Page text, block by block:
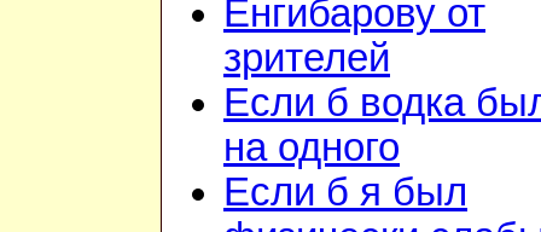
Енгибарову от
зрителей
Если б водка
на одного
Если б я был